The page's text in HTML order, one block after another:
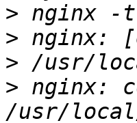
>
>
>
> nginx: